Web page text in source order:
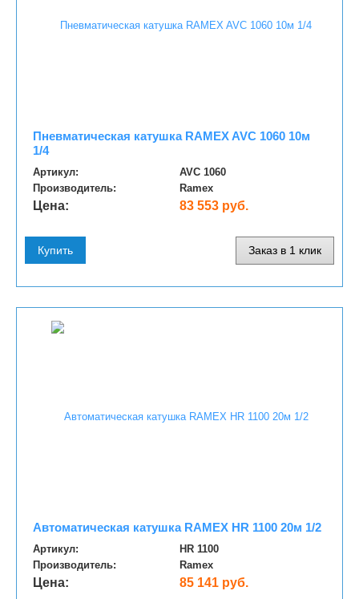
Пневматическая катушка RAMEX AVC 1060 10м
1/4
Артикул:
AVC 1060
Производитель:
Ramex
Цена: 83 553 руб.
Купить Заказ в 1 клик
Автоматическая катушка RAMEX HR 1100 20м 1/2
Артикул:
HR 1100
Производитель:
Ramex
Цена: 85 141 руб.